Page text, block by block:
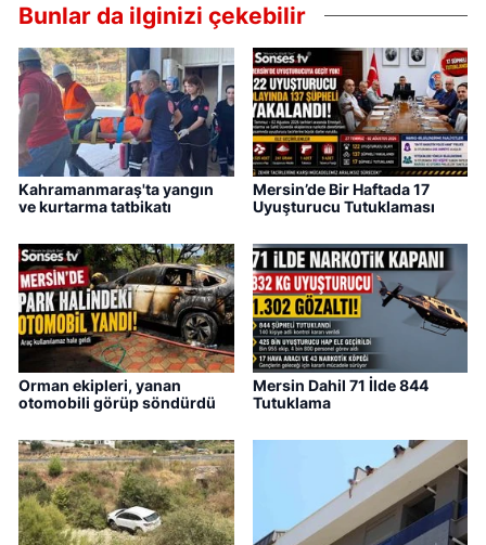
Bunlar da ilginizi çekebilir
Kahramanmaraş'ta yangın
ve kurtarma tatbikatı
Mersin’de Bir Haftada 17
Uyuşturucu Tutuklaması
Orman ekipleri, yanan
otomobili görüp söndürdü
Mersin Dahil 71 İlde 844
Tutuklama